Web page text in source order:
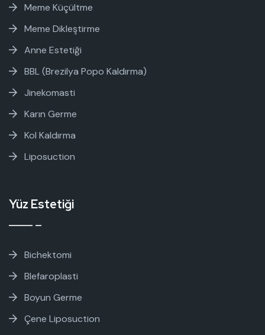
Meme Küçültme
Meme Dikleştirme
Anne Estetiği
BBL (Brezilya Popo Kaldırma)
Jinekomasti
Karın Germe
Kol Kaldırma
Liposuction
Yüz Estetiği
Bichektomi
Blefaroplasti
Boyun Germe
Çene Liposuction